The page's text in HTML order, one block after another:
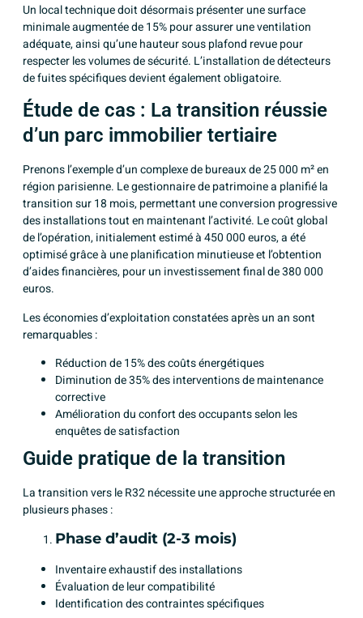
Un local technique doit désormais présenter une surface
minimale augmentée de 15% pour assurer une ventilation
adéquate, ainsi qu’une hauteur sous plafond revue pour
respecter les volumes de sécurité. L’installation de détecteurs
de fuites spécifiques devient également obligatoire.
Étude de cas : La transition réussie
d’un parc immobilier tertiaire
Prenons l’exemple d’un complexe de bureaux de 25 000 m² en
région parisienne. Le gestionnaire de patrimoine a planifié la
transition sur 18 mois, permettant une conversion progressive
des installations tout en maintenant l’activité. Le coût global
de l’opération, initialement estimé à 450 000 euros, a été
optimisé grâce à une planification minutieuse et l’obtention
d’aides financières, pour un investissement final de 380 000
euros.
Les économies d’exploitation constatées après un an sont
remarquables :
Réduction de 15% des coûts énergétiques
Diminution de 35% des interventions de maintenance
corrective
Amélioration du confort des occupants selon les
enquêtes de satisfaction
Guide pratique de la transition
La transition vers le R32 nécessite une approche structurée en
plusieurs phases :
Phase d’audit (2-3 mois)
Inventaire exhaustif des installations
Évaluation de leur compatibilité
Identification des contraintes spécifiques